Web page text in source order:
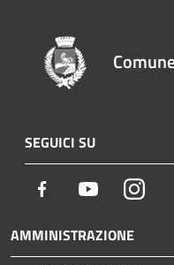
SEGUICI SU
Facebook Youtube
AMMINISTRAZIONE